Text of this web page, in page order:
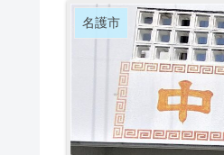
名護市